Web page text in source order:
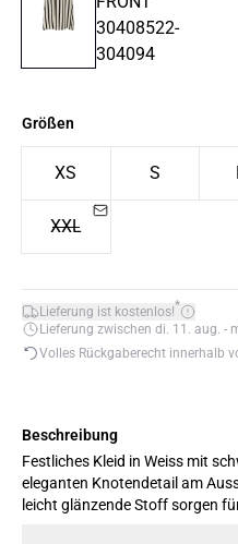
Größen
XS S
XXL
Lieferung ist kostenlos!*
Lieferung zwischen di. 11. aug. -
Volles Rückgaberecht innerhalb
Beschreibung
Festliches Kleid in Weiss mit
eleganten Knotendetail am
leicht glänzende Stoff sorgen